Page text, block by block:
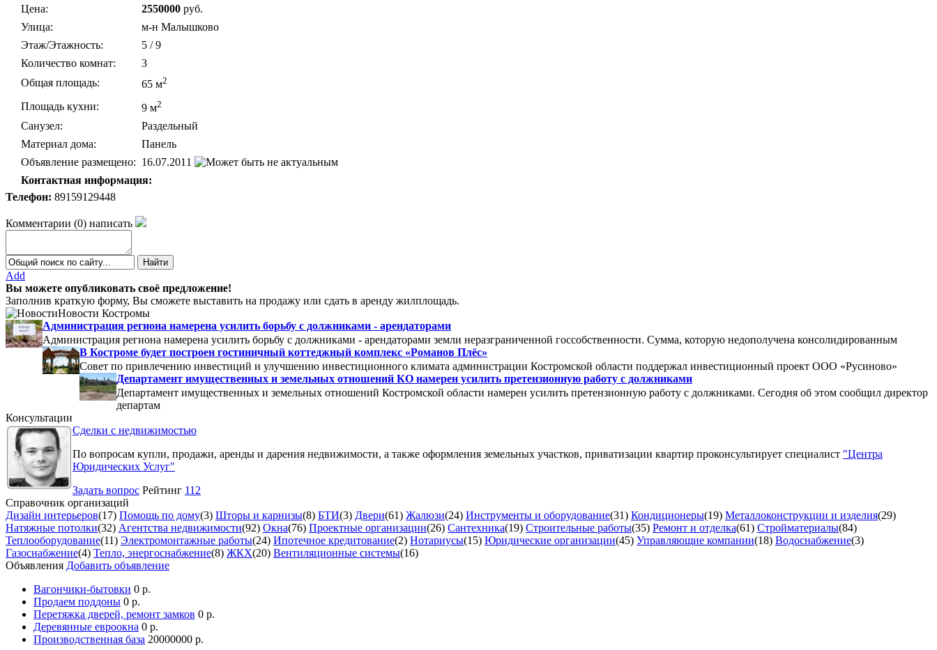
Цена:
2550000 руб.
Улица:
м-н Малышково
Этаж/Этажность:
5 / 9
Количество комнат:
3
Общая площадь:
65 м2
Площадь кухни: 9 м2
Санузел:
Раздельный
Материал дома:
Панель
Объявление размещено: 16.07.2011
Контактная информация:
Телефон: 89159129448
Комментарии (0) написать
Add
Вы можете опубликовать своё предложение!
Заполнив краткую форму, Вы сможете выставить на продажу или сдать в аренду жилплощадь.
Новости Костромы
Администрация региона намерена усилить борьбу с должниками - арендаторами
Администрация региона намерена усилить борьбу с должниками - арендаторами земли неразграниченной госсобственности. Сумма, которую недополучена консолидированным
В Костроме будет построен гостиничный коттеджный комплекс «Романов Плёс»
Совет по привлечению инвестиций и улучшению инвестиционного климата администрации Костромской области поддержал инвестиционный проект ООО «Русиново»
Департамент имущественных и земельных отношений КО намерен усилить претензионную работу с должниками
Департамент имущественных и земельных отношений Костромской области намерен усилить претензионную работу с должниками. Сегодня об этом сообщил директор
департам
Консультации
Сделки с недвижимостью
По вопросам купли, продажи, аренды и дарения недвижимости, а также оформления земельных участков, приватизации квартир проконсультирует специалист "Центра
Юридических Услуг"
Задать вопрос Рейтинг 112
Справочник организаций
Дизайн интерьеров(17) Помощь по дому(3) Шторы и карнизы(8) БТИ(3) Двери(61) Жалюзи(24) Инструменты и оборудование(31) Кондиционеры(19) Металлоконструкции и изделия(29)
Натяжные потолки(32) Агентства недвижимости(92) Окна(76) Проектные организации(26) Сантехника(19) Строительные работы(35) Ремонт и отделка(61) Стройматериалы(84)
Теплооборудование(11) Электромонтажные работы(24) Ипотечное кредитование(2) Нотариусы(15) Юридические организации(45) Управляющие компании(18) Водоснабжение(3)
Газоснабжение(4) Тепло, энергоснабжение(8) ЖКХ(20) Вентиляционные системы(16)
Объявления Добавить объявление
Вагончики-бытовки 0 р.
Продаем поддоны 0 р.
Перетяжка дверей, ремонт замков 0 р.
Деревянные евроокна 0 р.
Производственная база 20000000 р.